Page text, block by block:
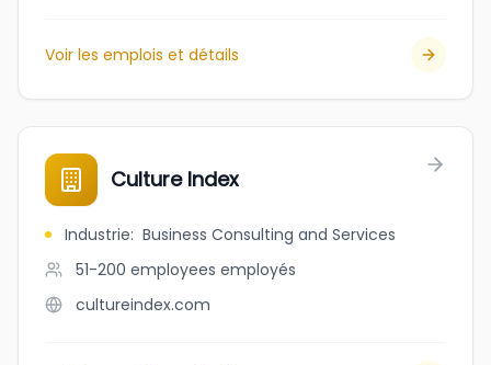
Voir les emplois et détails
Culture Index
Industrie: Business Consulting and Services
51-200 employees employés
cultureindex.com